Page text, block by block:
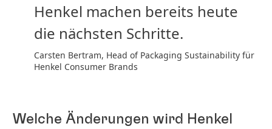
Henkel machen bereits heute
die nächsten Schritte.
Carsten Bertram, Head of Packaging Sustainability für
Henkel Consumer Brands
Welche Änderungen wird Henkel